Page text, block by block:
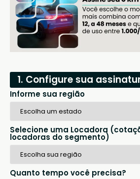
1. Configure sua
Informe sua região
Selecione uma Locadora
locadoras do segmento)
Quanto tempo você precisa?